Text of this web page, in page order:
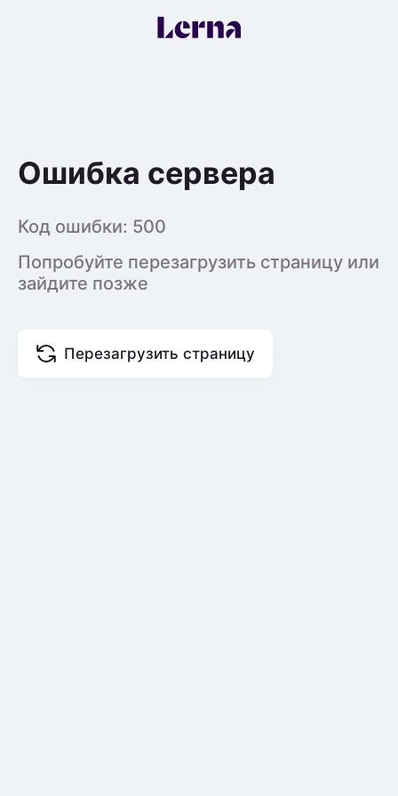
Ошибка сервера
Код ошибки: 500
Попробуйте перезагрузить страницу или
зайдите позже
Перезагрузить страницу